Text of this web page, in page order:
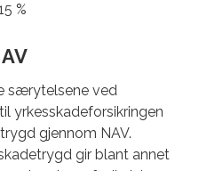
under 15 %
særytelsene ved
yrkesskadeforsikringen
gjennom NAV.
gir blant annet